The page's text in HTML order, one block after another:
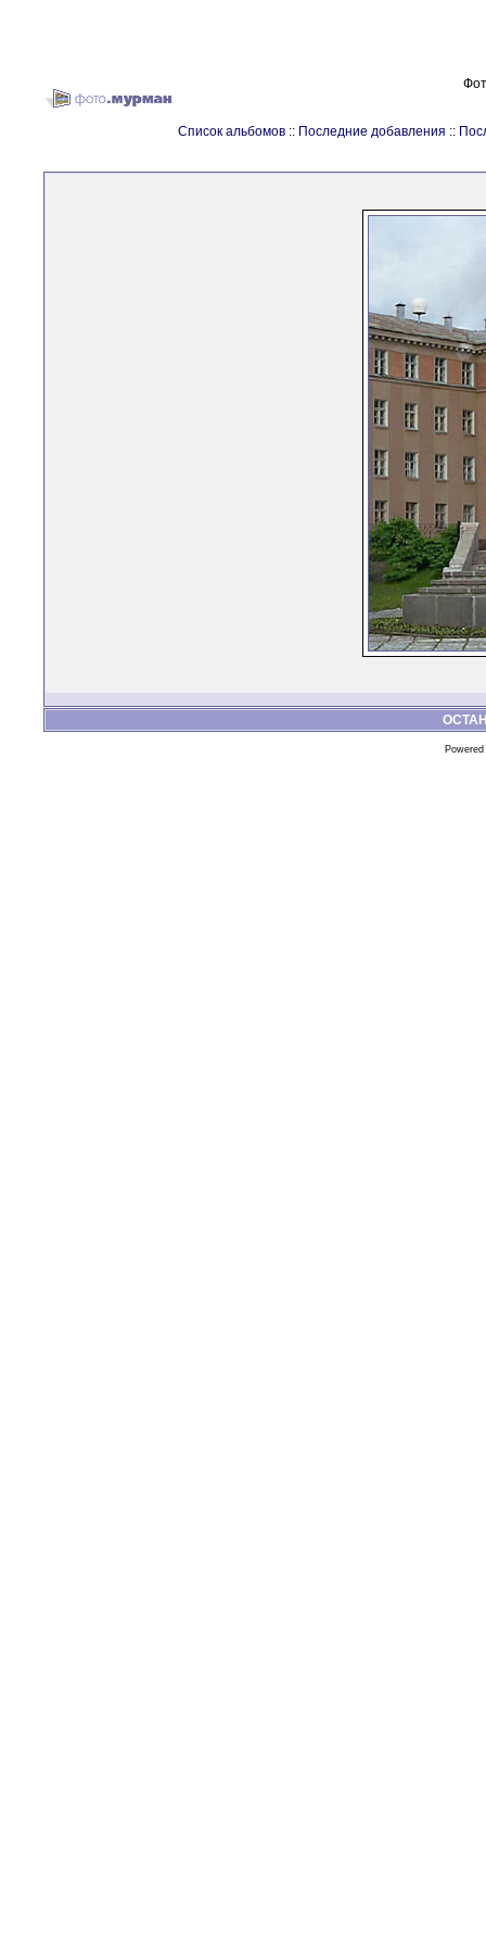
Список альбомов :: Последние добавления ::